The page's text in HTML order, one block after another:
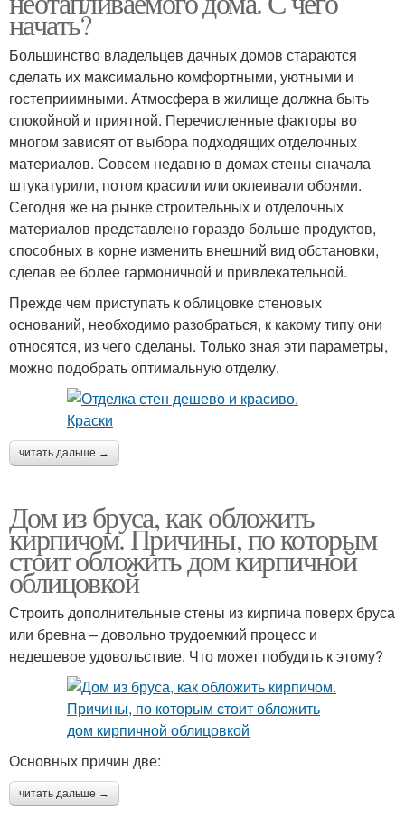
начать?
Большинство владельцев дачных домов стараются
сделать их максимально комфортными, уютными и
гостеприимными. Атмосфера в жилище должна быть
спокойной и приятной. Перечисленные факторы во
многом зависят от выбора подходящих отделочных
материалов. Совсем недавно в домах стены сначала
штукатурили, потом красили или оклеивали обоями.
Сегодня же на рынке строительных и отделочных
материалов представлено гораздо больше продуктов,
способных в корне изменить внешний вид обстановки,
сделав ее более гармоничной и привлекательной.
Прежде чем приступать к облицовке стеновых
оснований, необходимо разобраться, к какому типу они
относятся, из чего сделаны. Только зная эти параметры,
можно подобрать оптимальную отделку.
читать дальше →
Дом из бруса, как обложить
кирпичом. Причины, по которым
стоит обложить дом кирпичной
облицовкой
Строить дополнительные стены из кирпича поверх бруса
или бревна – довольно трудоемкий процесс и
недешевое удовольствие. Что может побудить к этому?
Основных причин две:
читать дальше →